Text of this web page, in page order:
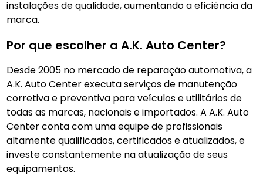
instalações de qualidade, aumentando a eficiência da
marca.
Por que escolher a A.K. Auto Center?
Desde 2005 no mercado de reparação automotiva, a
A.K. Auto Center executa serviços de manutenção
corretiva e preventiva para veículos e utilitários de
todas as marcas, nacionais e importados. A A.K. Auto
Center conta com uma equipe de profissionais
altamente qualificados, certificados e atualizados, e
investe constantemente na atualização de seus
equipamentos.